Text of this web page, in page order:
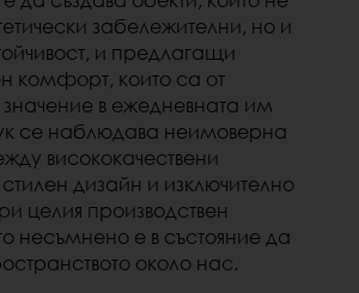
забележителни, но и
и предлагащи
комфорт, които са от
в ежедневната им
се наблюдава неимоверна
висококачествени
дизайн и изключително
целия производствен
несъмнено е в състояние да
около нас.